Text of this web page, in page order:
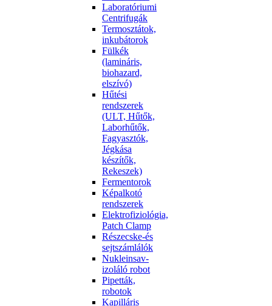
Laboratóriumi
Centrifugák
Termosztátok,
inkubátorok
Fülkék
(lamináris,
biohazard,
elszívó)
Hűtési
rendszerek
(ULT, Hűtők,
Laborhűtők,
Fagyasztók,
Jégkása
készítők,
Rekeszek)
Fermentorok
Képalkotó
rendszerek
Elektrofiziológia,
Patch Clamp
Részecske-és
sejtszámlálók
Nukleinsav-
izoláló robot
Pipetták,
robotok
Kapilláris